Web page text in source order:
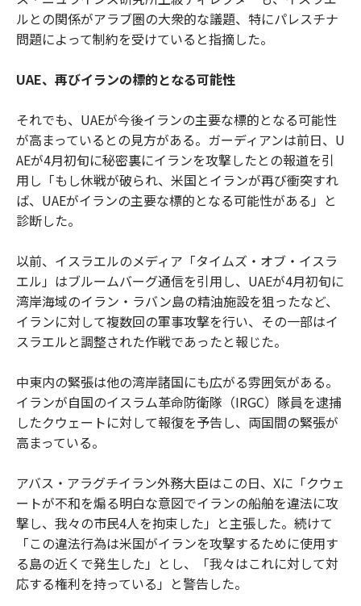
ルとの関係がアラブ圏の大衆的な議題、特にパレスチナ
問題によって制約を受けていると指摘した。
UAE、再びイランの標的となる可能性
それでも、UAEが今後イランの主要な標的となる可能性
が高まっているとの見方がある。ガーディアンは前日、U
AEが4月初旬に秘密裏にイランを攻撃したとの報道を引
用し「もし休戦が破られ、米国とイランが再び衝突すれ
ば、UAEがイランの主要な標的となる可能性がある」と
診断した。
以前、イスラエルのメディア「タイムズ・オブ・イスラ
エル」はブルームバーグ通信を引用し、UAEが4月初旬に
湾岸海域のイラン・ラバン島の精油施設を狙ったなど、
イランに対して複数回の軍事攻撃を行い、その一部はイ
スラエルと調整された作戦であったと報じた。
中東内の緊張は他の湾岸諸国にも広がる雰囲気がある。
イランが自国のイスラム革命防衛隊（IRGC）隊員を逮捕
したクウェートに対して報復を予告し、両国間の緊張が
高まっている。
アバス・アラグチイラン外務大臣はこの日、Xに「クウェ
ートが不和を煽る明白な意図でイランの船舶を違法に攻
撃し、我々の市民4人を拘束した」と主張した。続けて
「この違法行為は米国がイランを攻撃するために使用す
る島の近くで発生した」とし、「我々はこれに対して対
応する権利を持っている」と警告した。